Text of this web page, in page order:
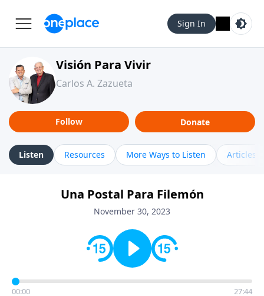
Sign In
Visión Para Vivir
Carlos A. Zazueta
Follow Donate
Listen Resources More Ways to Listen Articles
Una Postal Para Filemón
November 30, 2023
00:00 27:44